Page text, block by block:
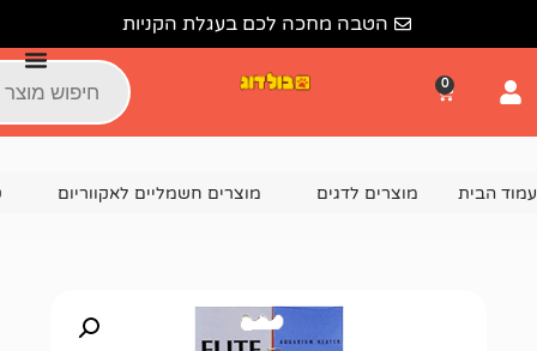
הטבה מחכה לכם בעגלת הקניות
לדגים מוצרים חשמליים לאקווריום טרמוסטט